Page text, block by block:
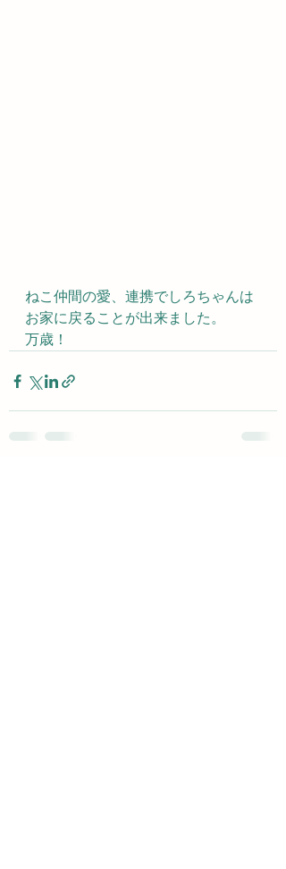
ねこ仲間の愛、連携でしろちゃんは
お家に戻ることが出来ました。
万歳！